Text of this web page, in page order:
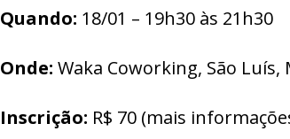
Quando: 18/01 – 19h30 às 21h30
Onde: Waka Coworking, São Luís,
Inscrição: R$ 70 (mais